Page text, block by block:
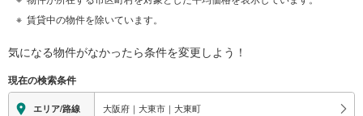
賃貸中の物件を除いています。
気になる物件がなかったら条件を変更しよう！
現在の検索条件
エリア/路線 大阪府｜大東市｜大東町